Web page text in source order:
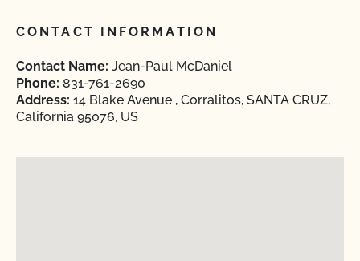
CONTACT INFORMATION
Contact Name: Jean-Paul McDaniel
Phone: 831-761-2690
Address: 14 Blake Avenue , Corralitos, SANTA CRUZ,
California 95076, US